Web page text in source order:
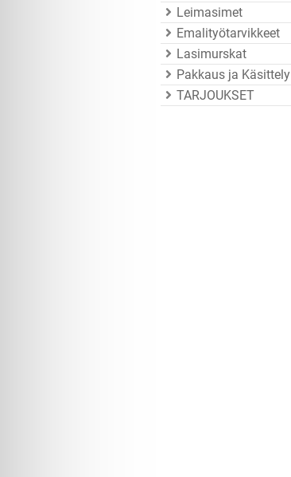
Leimasimet
Emalityötarvikkeet
Lasimurskat
Pakkaus ja Käsittely
TARJOUKSET